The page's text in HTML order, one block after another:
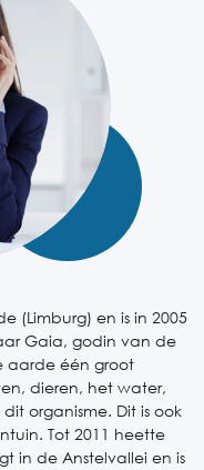
(Limburg) en is in 2005
Gaia, godin van de
aarde één groot
dieren, het water,
organisme. Dit is ook
Tot 2011 heette
in de Anstelvallei en is